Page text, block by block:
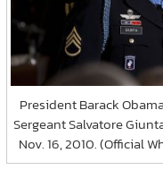
President Barack
Sergeant Salvatore
Nov. 16, 2010. (Official